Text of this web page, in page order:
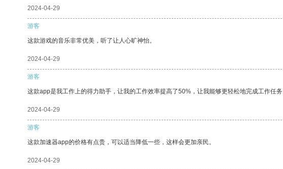
2024-04-29
游客
这款游戏的音乐非常优美，听了让人心旷神怡。
2024-04-29
游客
这款app是我工作上的得力助手，让我的工作效率提高了50%，让我能够更轻松地完成工作任务
2024-04-29
游客
这款加速器app的价格有点贵，可以适当降低一些，这样会更加亲民。
2024-04-29